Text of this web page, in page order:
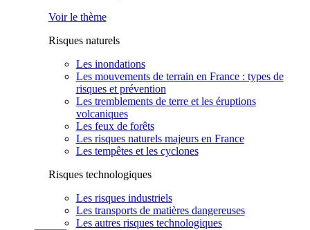
Voir le thème
Risques naturels
Les inondations
Les mouvements de terrain en France : types de
risques et prévention
Les tremblements de terre et les éruptions
volcaniques
Les feux de forêts
Les risques naturels majeurs en France
Les tempêtes et les cyclones
Risques technologiques
Les risques industriels
Les transports de matières dangereuses
Les autres risques technologiques